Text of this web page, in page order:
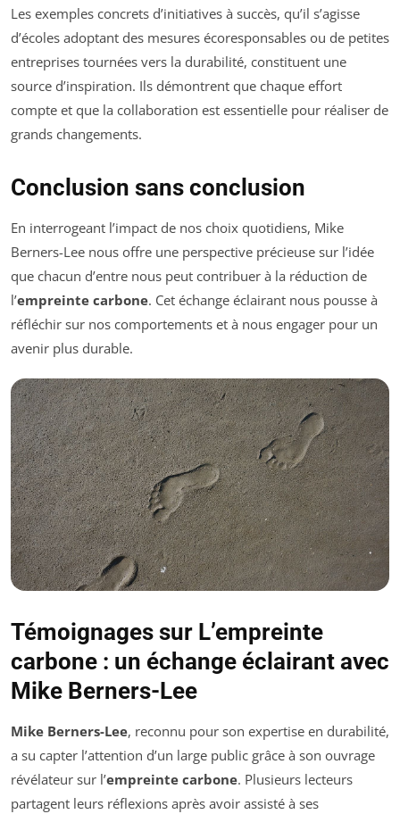
Les exemples concrets d’initiatives à succès, qu’il s’agisse
d’écoles adoptant des mesures écoresponsables ou de petites
entreprises tournées vers la durabilité, constituent une
source d’inspiration. Ils démontrent que chaque effort
compte et que la collaboration est essentielle pour réaliser de
grands changements.
Conclusion sans conclusion
En interrogeant l’impact de nos choix quotidiens, Mike
Berners-Lee nous offre une perspective précieuse sur l’idée
que chacun d’entre nous peut contribuer à la réduction de
l’empreinte carbone. Cet échange éclairant nous pousse à
réfléchir sur nos comportements et à nous engager pour un
avenir plus durable.
Témoignages sur L’empreinte
carbone : un échange éclairant avec
Mike Berners-Lee
Mike Berners-Lee, reconnu pour son expertise en durabilité,
a su capter l’attention d’un large public grâce à son ouvrage
révélateur sur l’empreinte carbone. Plusieurs lecteurs
partagent leurs réflexions après avoir assisté à ses